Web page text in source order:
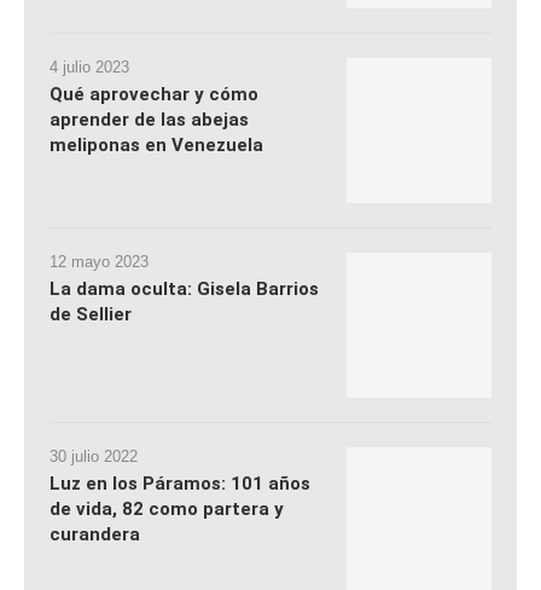
4 julio 2023
Qué aprovechar y cómo
aprender de las abejas
meliponas en Venezuela
12 mayo 2023
La dama oculta: Gisela Barrios
de Sellier
30 julio 2022
Luz en los Páramos: 101 años
de vida, 82 como partera y
curandera